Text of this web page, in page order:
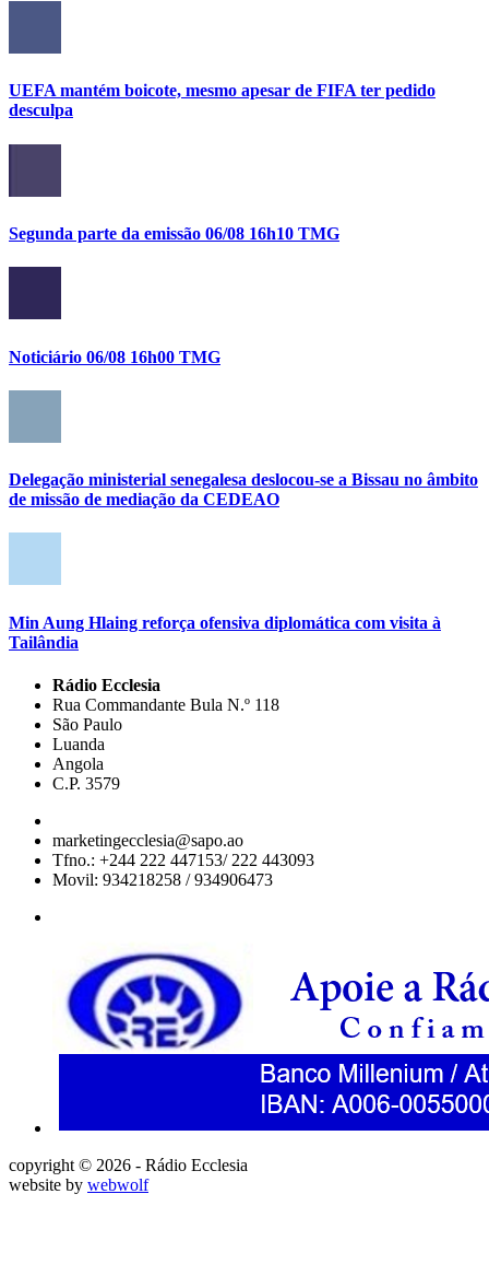
UEFA mantém boicote, mesmo apesar de FIFA ter pedido
desculpa
Segunda parte da emissão 06/08 16h10 TMG
Noticiário 06/08 16h00 TMG
Delegação ministerial senegalesa deslocou-se a Bissau no âmbito
de missão de mediação da CEDEAO
Min Aung Hlaing reforça ofensiva diplomática com visita à
Tailândia
Rádio Ecclesia
Rua Commandante Bula N.º 118
São Paulo
Luanda
Angola
C.P. 3579
marketingecclesia@sapo.ao
Tfno.: +244 222 447153/ 222 443093
Movil: 934218258 / 934906473
copyright © 2026 - Rádio Ecclesia
website by webwolf